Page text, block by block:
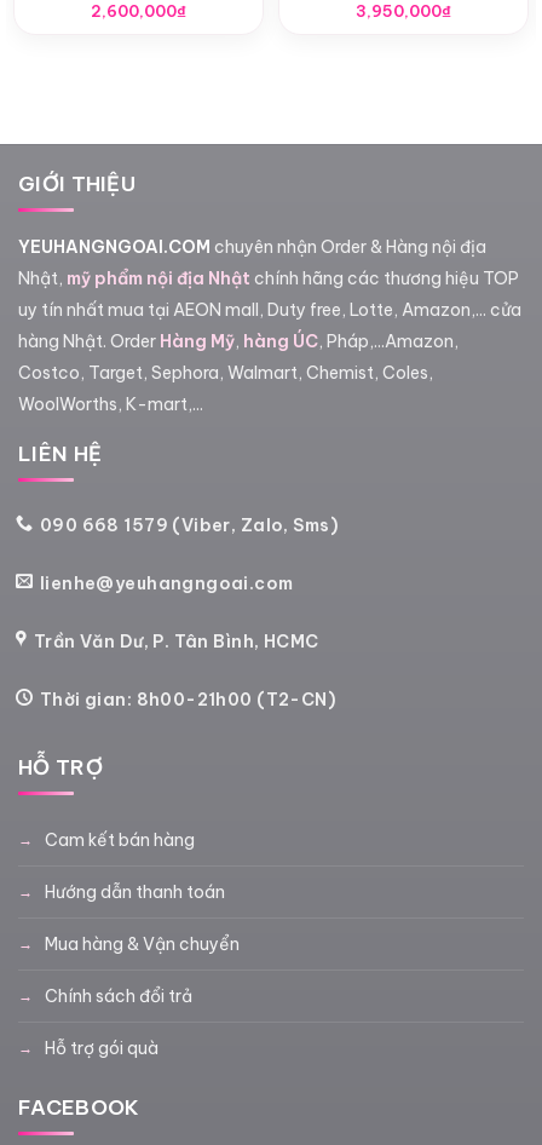
2,600,000₫
3,950,000₫
GIỚI THIỆU
YEUHANGNGOAI.COM chuyên nhận Order & Hàng nội địa
Nhật, mỹ phẩm nội địa Nhật chính hãng các thương hiệu TOP
uy tín nhất mua tại AEON mall, Duty free, Lotte, Amazon,... cửa
hàng Nhật. Order Hàng Mỹ, hàng ÚC, Pháp,...Amazon,
Costco, Target, Sephora, Walmart, Chemist, Coles,
WoolWorths, K-mart,...
LIÊN HỆ
090 668 1579 (Viber, Zalo, Sms)
lienhe@yeuhangngoai.com
Trần Văn Dư, P. Tân Bình, HCMC
Thời gian: 8h00-21h00 (T2-CN)
HỖ TRỢ
Cam kết bán hàng
Hướng dẫn thanh toán
Mua hàng & Vận chuyển
Chính sách đổi trả
Hỗ trợ gói quà
FACEBOOK